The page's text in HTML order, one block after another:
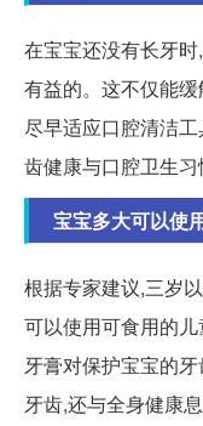
在宝宝还没有长牙
有益的。这不仅能
尽早适应口腔清洁
齿健康与口腔卫生习
宝宝多大可以使
根据专家建议,三岁
可以使用可食用的
牙膏对保护宝宝的
牙齿,还与全身健康息